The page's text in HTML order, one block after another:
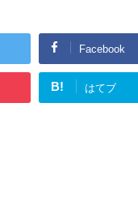
Facebook
B! はてブ